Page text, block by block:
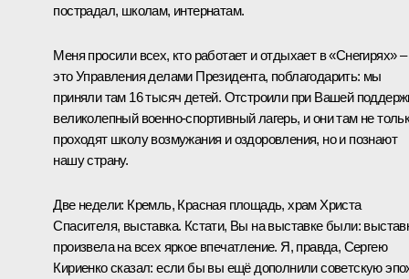
пострадал, школам, интернатам.
Меня просили всех, кто работает и отдыхает в «Снегирях» –
это Управления делами Президента, поблагодарить: мы
приняли там 16 тысяч детей. Отстроили при Вашей
великолепный военно-спортивный лагерь, и они там не
проходят школу возмужания и оздоровления, но и познают
нашу страну.
Две недели: Кремль, Красная площадь, храм Христа
Спасителя, выставка. Кстати, Вы на выставке были:
произвела на всех яркое впечатление. Я, правда, Сергею
Кириенко сказал: если бы вы ещё дополнили советскую